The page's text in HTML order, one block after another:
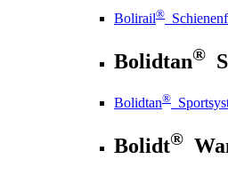
Bolirail®
Bolidtan®
Bolidtan®
Bolidt®